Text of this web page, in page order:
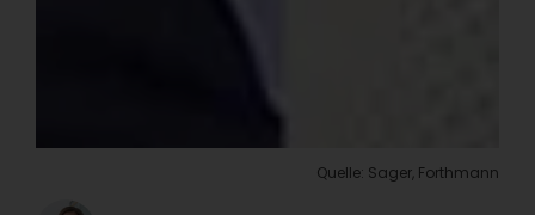
Quelle: Sager, Forthmann